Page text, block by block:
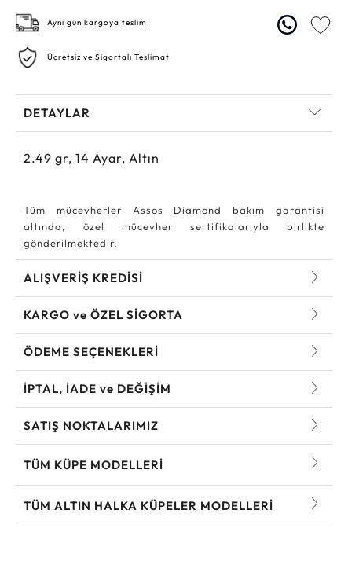
Aynı gün kargoya teslim
Ücretsiz ve Sigortalı Teslimat
DETAYLAR
2.49 gr, 14 Ayar, Altın
Tüm mücevherler Assos Diamond bakım garantisi
altında, özel mücevher sertifikalarıyla birlikte
gönderilmektedir.
ALIŞVERİŞ KREDİSİ
KARGO ve ÖZEL SİGORTA
ÖDEME SEÇENEKLERİ
İPTAL, İADE ve DEĞİŞİM
SATIŞ NOKTALARIMIZ
TÜM KÜPE MODELLERI
TÜM ALTIN HALKA KÜPELER MODELLERI